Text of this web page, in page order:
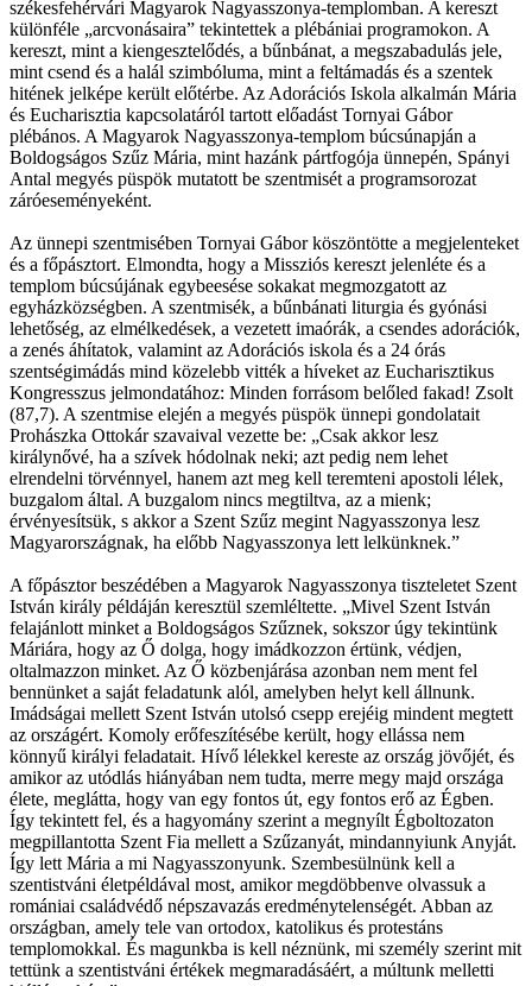
székesfehérvári Magyarok Nagyasszonya-templomban. A kereszt
különféle „arcvonásaira” tekintettek a plébániai programokon. A
kereszt, mint a kiengesztelődés, a bűnbánat, a megszabadulás jele,
mint csend és a halál szimbóluma, mint a feltámadás és a szentek
hitének jelképe került előtérbe. Az Adorációs Iskola alkalmán Mária
és Eucharisztia kapcsolatáról tartott előadást Tornyai Gábor
plébános. A Magyarok Nagyasszonya-templom búcsúnapján a
Boldogságos Szűz Mária, mint hazánk pártfogója ünnepén, Spányi
Antal megyés püspök mutatott be szentmisét a programsorozat
záróeseményeként.
Az ünnepi szentmisében Tornyai Gábor köszöntötte a megjelenteket
és a főpásztort. Elmondta, hogy a Missziós kereszt jelenléte és a
templom búcsújának egybeesése sokakat megmozgatott az
egyházközségben. A szentmisék, a bűnbánati liturgia és gyónási
lehetőség, az elmélkedések, a vezetett imaórák, a csendes adorációk,
a zenés áhítatok, valamint az Adorációs iskola és a 24 órás
szentségimádás mind közelebb vitték a híveket az Eucharisztikus
Kongresszus jelmondatához: Minden forrásom belőled fakad! Zsolt
(87,7). A szentmise elején a megyés püspök ünnepi gondolatait
Prohászka Ottokár szavaival vezette be: „Csak akkor lesz
királynővé, ha a szívek hódolnak neki; azt pedig nem lehet
elrendelni törvénnyel, hanem azt meg kell teremteni apostoli lélek,
buzgalom által. A buzgalom nincs megtiltva, az a mienk;
érvényesítsük, s akkor a Szent Szűz megint Nagyasszonya lesz
Magyarországnak, ha előbb Nagyasszonya lett lelkünknek.”
A főpásztor beszédében a Magyarok Nagyasszonya tiszteletet Szent
István király példáján keresztül szemléltette. „Mivel Szent István
felajánlott minket a Boldogságos Szűznek, sokszor úgy tekintünk
Máriára, hogy az Ő dolga, hogy imádkozzon értünk, védjen,
oltalmazzon minket. Az Ő közbenjárása azonban nem ment fel
bennünket a saját feladatunk alól, amelyben helyt kell állnunk.
Imádságai mellett Szent István utolsó csepp erejéig mindent megtett
az országért. Komoly erőfeszítésébe került, hogy ellássa nem
könnyű királyi feladatait. Hívő lélekkel kereste az ország jövőjét, és
amikor az utódlás hiányában nem tudta, merre megy majd országa
élete, meglátta, hogy van egy fontos út, egy fontos erő az Égben.
Így tekintett fel, és a hagyomány szerint a megnyílt Égboltozaton
megpillantotta Szent Fia mellett a Szűzanyát, mindannyiunk Anyját.
Így lett Mária a mi Nagyasszonyunk. Szembesülnünk kell a
szentistváni életpéldával most, amikor megdöbbenve olvassuk a
romániai családvédő népszavazás eredménytelenségét. Abban az
országban, amely tele van ortodox, katolikus és protestáns
templomokkal. És magunkba is kell néznünk, mi személy szerint mit
tettünk a szentistváni értékek megmaradásáért, a múltunk melletti